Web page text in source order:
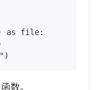
as file:
函数。